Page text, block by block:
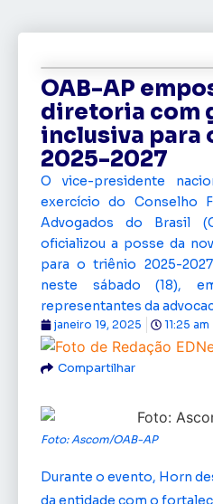
OAB-AP
diretoria com
inclusiva para
2025-2027
O vice-presidente
exercício do Conselho
Advogados do Brasil
oficializou a posse da
para o triênio 2025-
neste sábado (18),
representantes da
janeiro 19, 2025 11:25 am
Compartilhar
Foto: Ascom/OAB-AP
Durante o evento, Horn
da entidade com o